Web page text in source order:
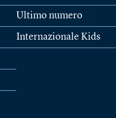
Ultimo numero
Internazionale Kids